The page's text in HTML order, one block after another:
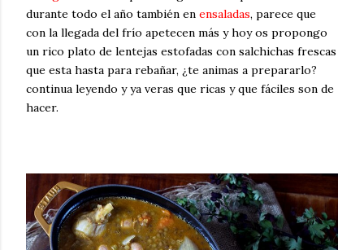
durante todo el año también en ensaladas, parece que
con la llegada del frío apetecen más y hoy os propongo
un rico plato de lentejas estofadas con salchichas frescas
que esta hasta para rebañar, ¿te animas a prepararlo?
continua leyendo y ya veras que ricas y que fáciles son de
hacer.